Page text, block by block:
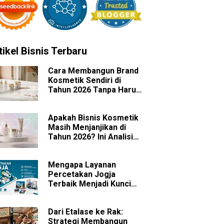
Bisnis Terbaru
Cara Membangun Brand
Kosmetik Sendiri di
Tahun 2026 Tanpa Harus
Apakah Bisnis Kosmetik
Masih Menjanjikan di
Tahun 2026? Ini Analisis
Mengapa Layanan
Percetakan Jogja
Terbaik Menjadi Kunci
Dari Etalase ke Rak:
Strategi Membangun